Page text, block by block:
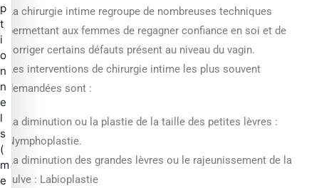
La chirurgie intime regroupe de nombreuses techniques
permettant aux femmes de regagner confiance en soi et de
corriger certains défauts présent au niveau du vagin.
Les interventions de chirurgie intime les plus souvent
demandées sont :
La diminution ou la plastie de la taille des petites lèvres :
Nymphoplastie.
La diminution des grandes lèvres ou le rajeunissement de la
vulve : Labioplastie
p
t
i
o
n
n
e
l
s
(
m
e